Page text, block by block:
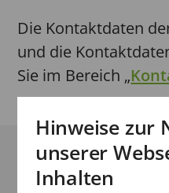
Die Kontaktdaten
und die
Sie im Bereich „
Adresse und
Hinweise zur
unserer
Inhalten